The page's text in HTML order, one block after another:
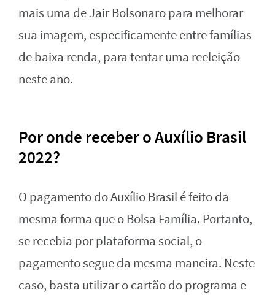
mais uma de Jair Bolsonaro para melhorar
sua imagem, especificamente entre famílias
de baixa renda, para tentar uma reeleição
neste ano.
Por onde receber o Auxílio Brasil
2022?
O pagamento do Auxílio Brasil é feito da
mesma forma que o Bolsa Família. Portanto,
se recebia por plataforma social, o
pagamento segue da mesma maneira. Neste
caso, basta utilizar o cartão do programa e